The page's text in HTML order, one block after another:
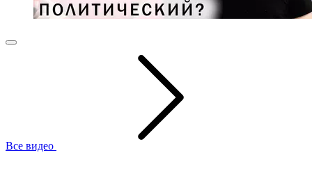
Все видео